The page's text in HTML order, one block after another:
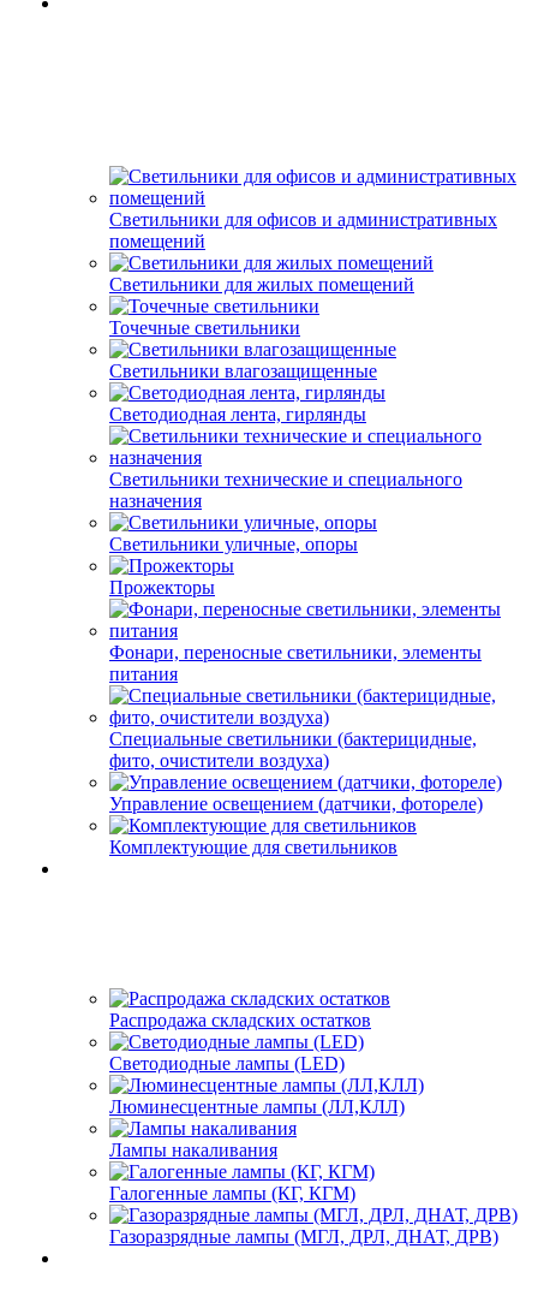
Светильники для офисов и административных
помещений
Светильники для жилых помещений
Точечные светильники
Светильники влагозащищенные
Светодиодная лента, гирлянды
Светильники технические и специального
назначения
Светильники уличные, опоры
Прожекторы
Фонари, переносные светильники, элементы
питания
Специальные светильники (бактерицидные,
фито, очистители воздуха)
Управление освещением (датчики, фотореле)
Комплектующие для светильников
Распродажа складских остатков
Светодиодные лампы (LED)
Люминесцентные лампы (ЛЛ,КЛЛ)
Лампы накаливания
Галогенные лампы (КГ, КГМ)
Газоразрядные лампы (МГЛ, ДРЛ, ДНАТ, ДРВ)